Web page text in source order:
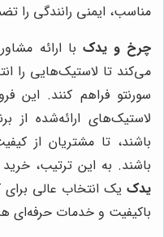
مناسب، ایمنی رانندگی را
چرخ و یدک با ارائه
می‌کند تا لاستیک‌هایی را
سورنتو فراهم کنند. این
لاستیک‌های ارائه‌شده از
باشند، تا مشتریان از
باشند. به این ترتیب،
یدک یک انتخاب عالی
باکیفیت و خدمات حرفه‌ای